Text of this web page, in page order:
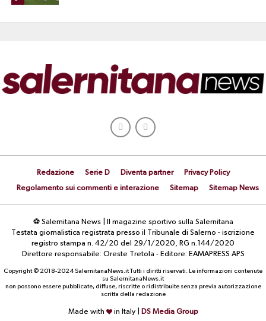
Redazione Serie D Diventa partner
Privacy Policy
Regolamento sui commenti e interazione
Sitemap Sitemap News
⚽ Salernitana News | Il magazine sportivo sulla Salernitana
Testata giornalistica registrata presso il Tribunale di Salerno - iscrizione
registro stampa n. 42/20 del 29/1/2020, RG n.144/2020
Direttore responsabile: Oreste Tretola - Editore: EAMAPRESS APS
Copyright © 2018-2024 SalernitanaNews.it Tutti i diritti riservati. Le informazioni contenute
su SalernitanaNews.it
non possono essere pubblicate, diffuse, riscritte o ridistribuite senza previa autorizzazione
scritta della redazione
Made with in Italy | DS Media Group